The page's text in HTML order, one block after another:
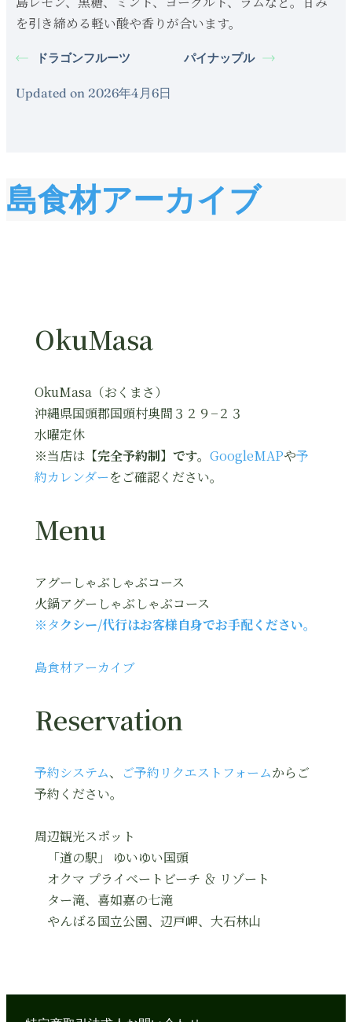
を引き締める軽い酸や香りが合います。
ドラゴンフルーツ パイナップル
Updated on 2026年4月6日
島食材アーカイブ
OkuMasa
OkuMasa（おくまさ）
沖縄県国頭郡国頭村奥間３２９−２３
水曜定休
※当店は 【完全予約制】です。 GoogleMAPや予
約カレンダーをご確認ください。
Menu
アグーしゃぶしゃぶコース
火鍋アグーしゃぶしゃぶコース
※タクシー/代行はお客様自身でお手配ください。
島食材アーカイブ
Reservation
予約システム、 ご予約リクエストフォームからご
予約ください。
周辺観光スポット
「道の駅」 ゆいゆい国頭
オクマ プライベートビーチ ＆ リゾート
ター滝、喜如嘉の七滝
やんばる国立公園、辺戸岬、大石林山